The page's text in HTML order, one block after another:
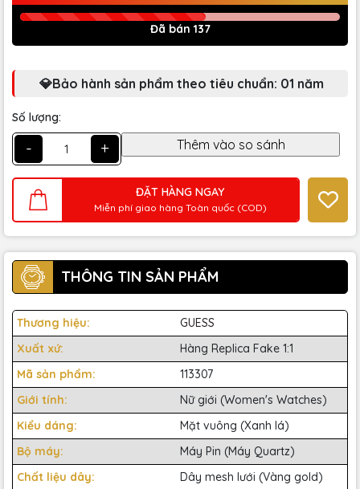
Đã bán 137
💎Bảo hành sản phẩm theo tiêu chuẩn: 01 năm
Số lượng:
- +
ĐẶT HÀNG NGAY
Miễn phí giao hàng Toàn quốc (COD)
THÔNG TIN SẢN PHẨM
Thương hiệu:
GUESS
Xuất xứ:
Hàng Replica Fake 1:1
Mã sản phẩm:
113307
Giới tính:
Nữ giới (Women's Watches)
Kiểu dáng:
Mặt vuông (Xanh lá)
Bộ máy:
Máy Pin (Máy Quartz)
Chất liệu dây:
Dây mesh lưới (Vàng gold)